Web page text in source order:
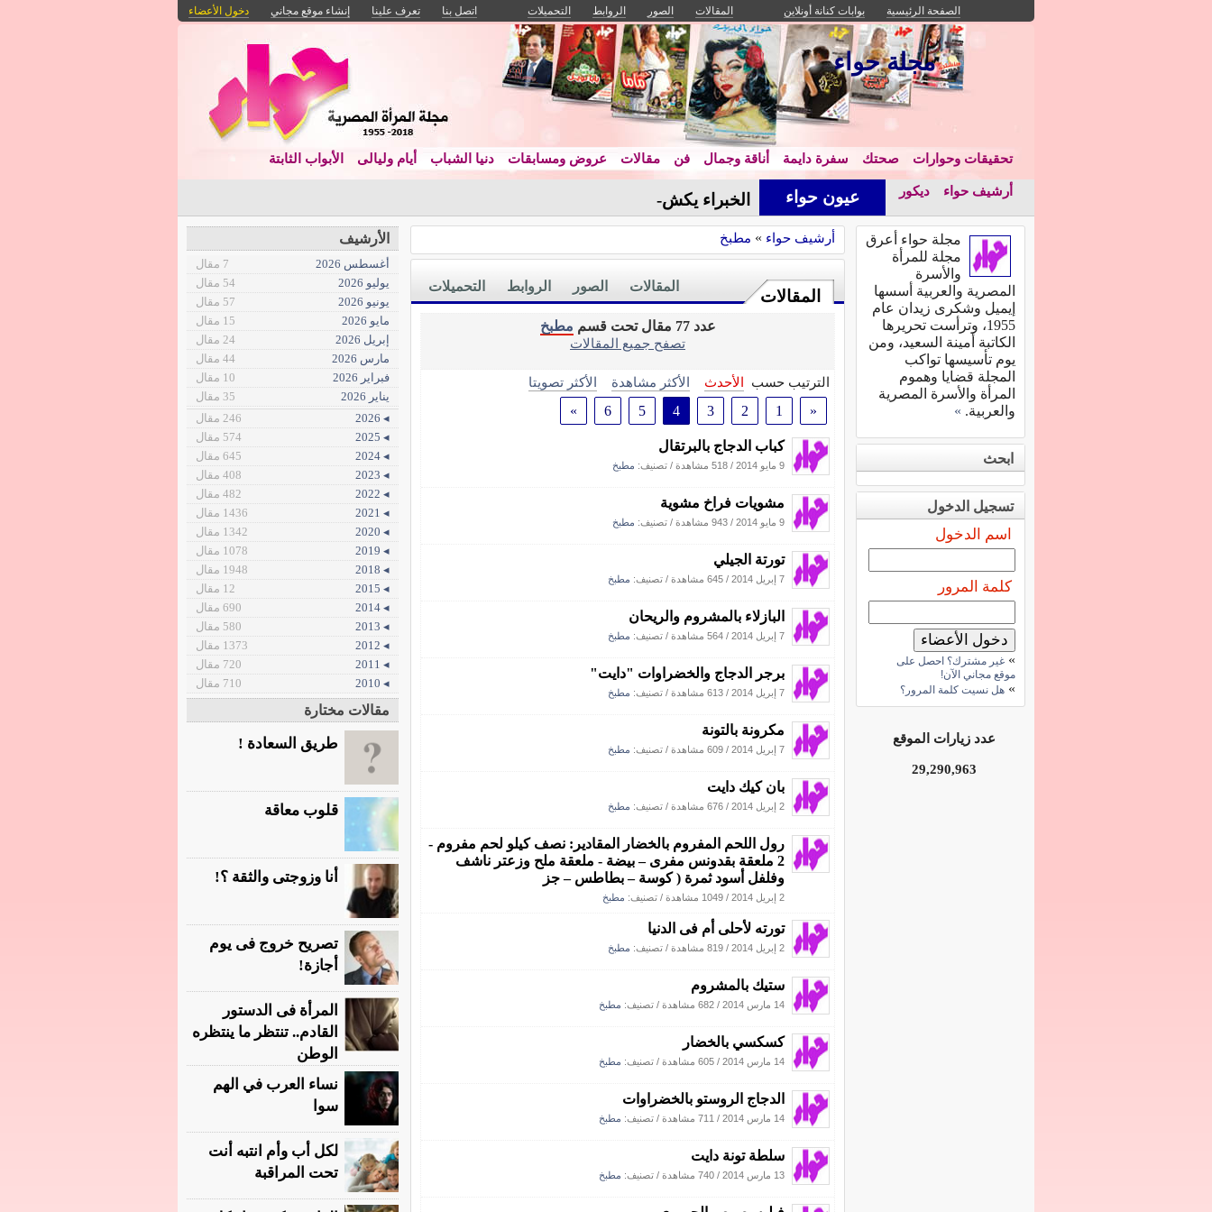
الصفحة الرئيسية بوابات كنانة أونلاين المقالات الصور الروابط التحميلات اتصل بنا تعرف علينا إنشاء موقع مجاني دخول الأعضاء
مجلة حواء
تحقيقات وحوارات صحتك سفرة دايمة أناقة وجمال فن مقالات عروض ومسابقات دنيا الشباب أيام وليالى الأبواب الثابتة
أرشيف حواء ديكور عيون حواء الخبراء يكشفون: أسرا_
أرشيف حواء » مطبخ
المقالات
التحميلات الروابط الصور المقالات
عدد 77 مقال تحت قسم
مطبخ
تصفح جميع المقالات
الترتيب حسب الأحدث الأكثر مشاهدة
الأكثر تصويتا
«
1
2
3
4
5
6
»
كباب الدجاج بالبرتقال
9 مايو 2014 / 518 مشاهدة / تصنيف: مطبخ
مشويات فراخ مشوية
9 مايو 2014 / 943 مشاهدة / تصنيف: مطبخ
تورتة الجيلي
7 إبريل 2014 / 645 مشاهدة / تصنيف: مطبخ
البازلاء بالمشروم والريحان
7 إبريل 2014 / 564 مشاهدة / تصنيف: مطبخ
برجر الدجاج والخضراوات "دايت"
7 إبريل 2014 / 613 مشاهدة / تصنيف: مطبخ
مكرونة بالتونة
7 إبريل 2014 / 609 مشاهدة / تصنيف: مطبخ
بان كيك دايت
2 إبريل 2014 / 676 مشاهدة / تصنيف: مطبخ
رول اللحم المفروم بالخضار المقادير: نصف كيلو لحم مفروم -
2 ملعقة بقدونس مفرى – بيضة - ملعقة ملح وزعتر ناشف
وفلفل أسود ثمرة ( كوسة – بطاطس – جز
2 إبريل 2014 / 1049 مشاهدة / تصنيف: مطبخ
تورته لأحلى أم فى الدنيا
2 إبريل 2014 / 819 مشاهدة / تصنيف: مطبخ
ستيك بالمشروم
14 مارس 2014 / 682 مشاهدة / تصنيف: مطبخ
كسكسي بالخضار
14 مارس 2014 / 605 مشاهدة / تصنيف: مطبخ
الدجاج الروستو بالخضراوات
14 مارس 2014 / 711 مشاهدة / تصنيف: مطبخ
سلطة تونة دايت
13 مارس 2014 / 740 مشاهدة / تصنيف: مطبخ
مجلة حواء أعرق
مجلة للمرأة
والأسرة
المصرية والعربية أسسها
إيميل وشكرى زيدان عام
1955، وترأست تحريرها
الكاتبة أمينة السعيد، ومن
يوم تأسيسها تواكب
المجلة قضايا وهموم
المرأة والأسرة المصرية
والعربية. »
ابحث
تسجيل الدخول
اسم الدخول
كلمة المرور
» غير مشترك؟ احصل على
موقع مجاني الآن!
» هل نسيت كلمة المرور؟
عدد زيارات الموقع
29,290,963
الأرشيف
أغسطس 2026
7 مقال
يوليو 2026
54 مقال
يونيو 2026
57 مقال
مايو 2026
15 مقال
إبريل 2026
24 مقال
مارس 2026
44 مقال
فبراير 2026
10 مقال
يناير 2026
35 مقال
◂ 2026
246 مقال
◂ 2025
574 مقال
◂ 2024
645 مقال
◂ 2023
408 مقال
◂ 2022
482 مقال
◂ 2021
1436 مقال
◂ 2020
1342 مقال
◂ 2019
1078 مقال
◂ 2018
1948 مقال
◂ 2015
12 مقال
◂ 2014
690 مقال
◂ 2013
580 مقال
◂ 2012
1373 مقال
◂ 2011
720 مقال
◂ 2010
710 مقال
مقالات مختارة
طريق السعادة !
قلوب معاقة
أنا وزوجتى والثقة ؟!
تصريح خروج فى يوم
أجازة!
المرأة فى الدستور
القادم.. تنتظر ما ينتظره
الوطن
نساء العرب في الهم
سوا
لكل أب وأم انتبه أنت
تحت المراقبة